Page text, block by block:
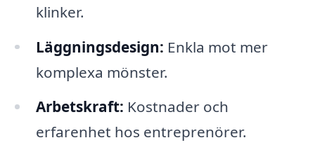
klinker.
Läggningsdesign: Enkla mot mer
komplexa mönster.
Arbetskraft: Kostnader och
erfarenhet hos entreprenörer.